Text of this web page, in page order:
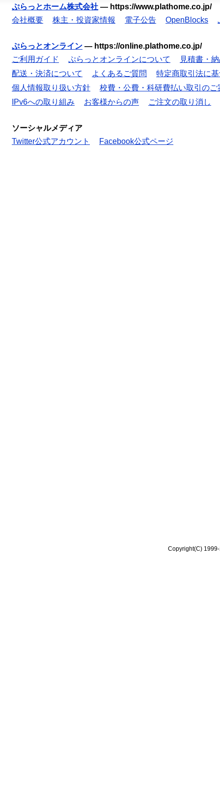
ぷらっとホーム株式会社 — https://www.plathome.co.jp/
会社概要
株主・投資家情報 電子公告 OpenBlocks
ぷらっとオンライン — https://online.plathome.co.jp/
ご利用ガイド
ぷらっとオンラインについて
見積書・
配送・決済について
よくあるご質問
特定商取引法に
個人情報取り扱い方針
校費・公費・科研費払い取引のご
IPv6への取り組み
お客様からの声 ご注文の取り消し
ソーシャルメディア
Twitter公式アカウント
Facebook公式ページ
Copyright(C)